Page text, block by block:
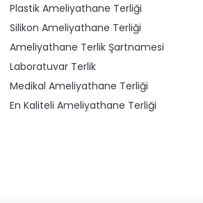
Plastik Ameliyathane Terliği
Silikon Ameliyathane Terliği
Ameliyathane Terlik Şartnamesi
Laboratuvar Terlik
Medikal Ameliyathane Terliği
En Kaliteli Ameliyathane Terliği